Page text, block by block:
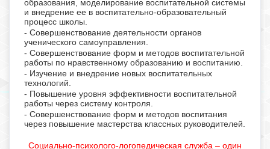
образования, моделирование воспитательной системы
и внедрение ее в воспитательно-образовательный
процесс школы.
- Совершенствование деятельности органов
ученического самоуправления.
- Совершенствование форм и методов воспитательной
работы по нравственному образованию и воспитанию.
- Изучение и внедрение новых воспитательных
технологий.
- Повышение уровня эффективности воспитательной
работы через систему контроля.
- Совершенствование форм и методов воспитания
через повышение мастерства классных руководителей.
Социально-психолого-логопедическая служба – один